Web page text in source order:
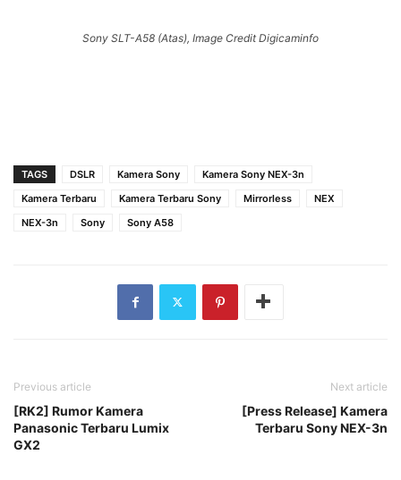
Sony SLT-A58 (Atas), Image Credit Digicaminfo
TAGS DSLR Kamera Sony
Kamera Sony NEX-3n
Kamera Terbaru
Kamera Terbaru Sony Mirrorless
NEX
NEX-3n
Sony Sony A58
Previous article
[RK2] Rumor Kamera
Panasonic Terbaru Lumix
GX2
Next article
[Press Release] Kamera
Terbaru Sony NEX-3n